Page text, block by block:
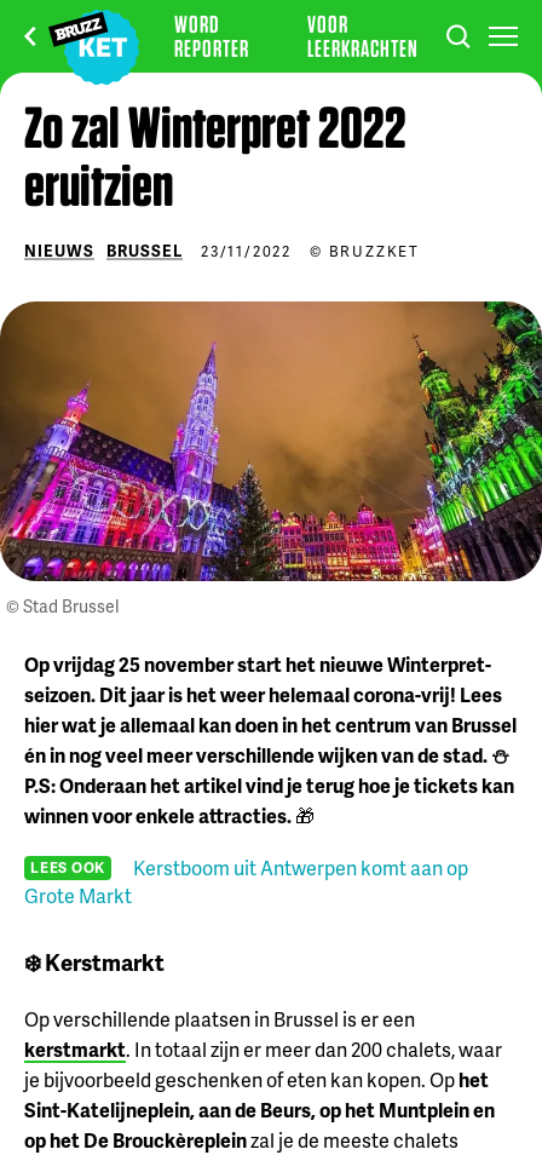
WORD
REPORTER
VOOR
LEERKRACHTEN
Zo zal Winterpret 2022
eruitzien
NIEUWS BRUSSEL 23/11/2022 © BRUZZKET
© Stad Brussel
Op vrijdag 25 november start het nieuwe Winterpret-
seizoen. Dit jaar is het weer helemaal corona-vrij! Lees
hier wat je allemaal kan doen in het centrum van Brussel
én in nog veel meer verschillende wijken van de stad. ⛄
P.S: Onderaan het artikel vind je terug hoe je tickets kan
winnen voor enkele attracties.🎁
LEES OOK
Kerstboom uit Antwerpen komt aan op
Grote Markt
❄️ Kerstmarkt
Op verschillende plaatsen in Brussel is er een
kerstmarkt. In totaal zijn er meer dan 200 chalets, waar
je bijvoorbeeld geschenken of eten kan kopen. Ophet
Sint-Katelijneplein, aan de Beurs, op het Muntplein en
op het De Brouckèrepleinzal je de meeste chalets